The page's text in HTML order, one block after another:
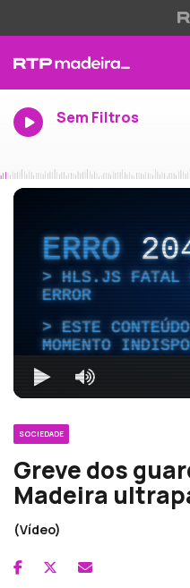
Sem Filtros
ERRO
HLS.JS FATAL
ERROR
ESTE
MOMENTO
SOCIEDADE
Greve dos
Madeira
(Vídeo)